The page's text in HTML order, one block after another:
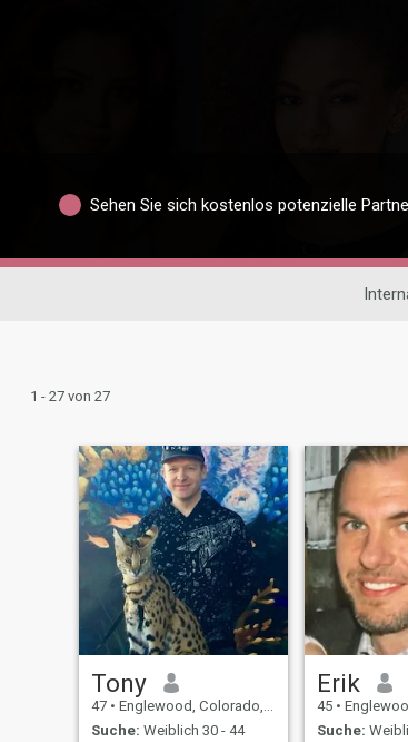
Sehen Sie sich kostenlos potenzielle
1 - 27 von 27
Tony
47 • Englewood, Colorado, USA
Suche: Weiblich 30 - 44
Erik
45 •
Suche: